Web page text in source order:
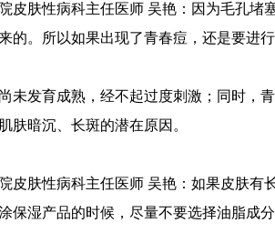
皮肤性病科主任医师 吴艳：因为毛孔堵
的。所以如果出现了青春痘，还是要进
未发育成熟，经不起过度刺激；同时，
肤暗沉、长斑的潜在原因。
皮肤性病科主任医师 吴艳：如果皮肤有
保湿产品的时候，尽量不要选择油脂成